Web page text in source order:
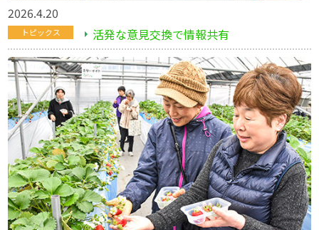
2026.4.20
トピックス 活発な意見交換で情報共有